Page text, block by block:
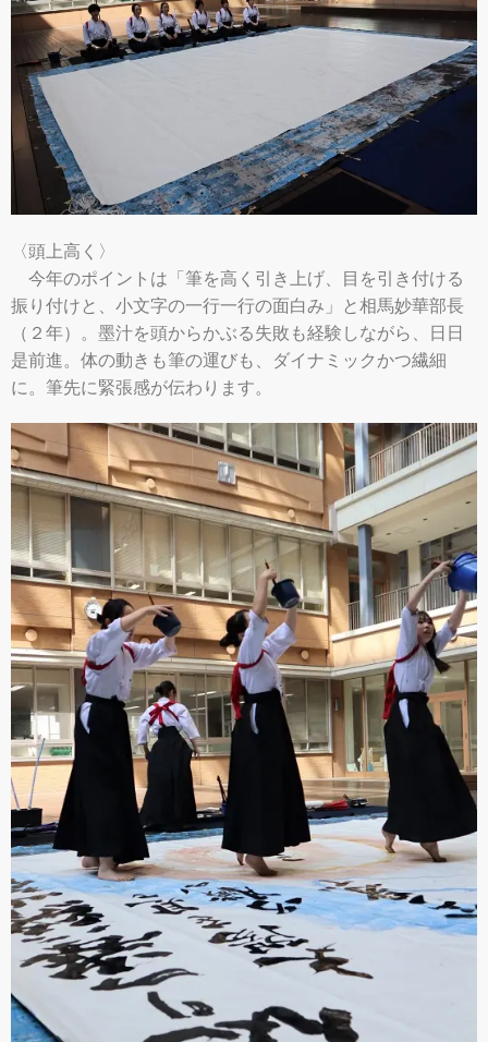
〈頭上高く〉
今年のポイントは「筆を高く引き上げ、目を引き付ける
振り付けと、小文字の一行一行の面白み」と相馬妙華部長
（２年）。墨汁を頭からかぶる失敗も経験しながら、日日
是前進。体の動きも筆の運びも、ダイナミックかつ繊細
に。筆先に緊張感が伝わります。